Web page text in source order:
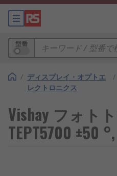
型番
/ ディスプレイ・オプトエ
レクトロニクス
/
Vishay フォト
TEPT5700 ±50